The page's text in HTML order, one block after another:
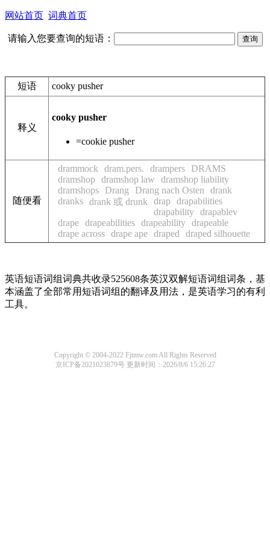
网站首页 词典首页
请输入您要查询的短语：
短语 cooky pusher
释义
cooky pusher
=cookie pusher
随便看
drammock dram.pers. drampers
DRAMS
dramshop dramshop law
dramshop liability
dramshops
Drang Drang nach Osten
drank
dranks drank 或 drunk drap drapabilities
drapability drapablev
drape drapeabilities drapeability drapeable
drape across drape ape draped draped silhouette
英语短语词组词典共收录525608条英汉双解短语词组词条，基
本涵盖了全部常用短语词组的翻译及用法，是英语学习的有利
工具。
Copyright © 2004-2022 Fjtmw.com All Rights Reserved
京ICP备2021023879号 更新时间：2026/8/6 15:26:27